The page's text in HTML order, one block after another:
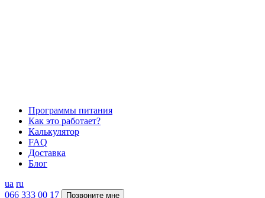
Программы питания
Как это работает?
Калькулятор
FAQ
Доставка
Блог
ua ru
066 333 00 17
Позвоните мне